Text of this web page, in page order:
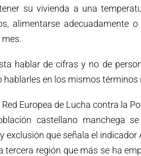
su vivienda a una
alimentarse adecuadamente
hablar de cifras y no de
hablarles en los mismos términos
Europea de Lucha contra la
castellano manchega
exclusión que señala el indicador
tercera región que más se ha